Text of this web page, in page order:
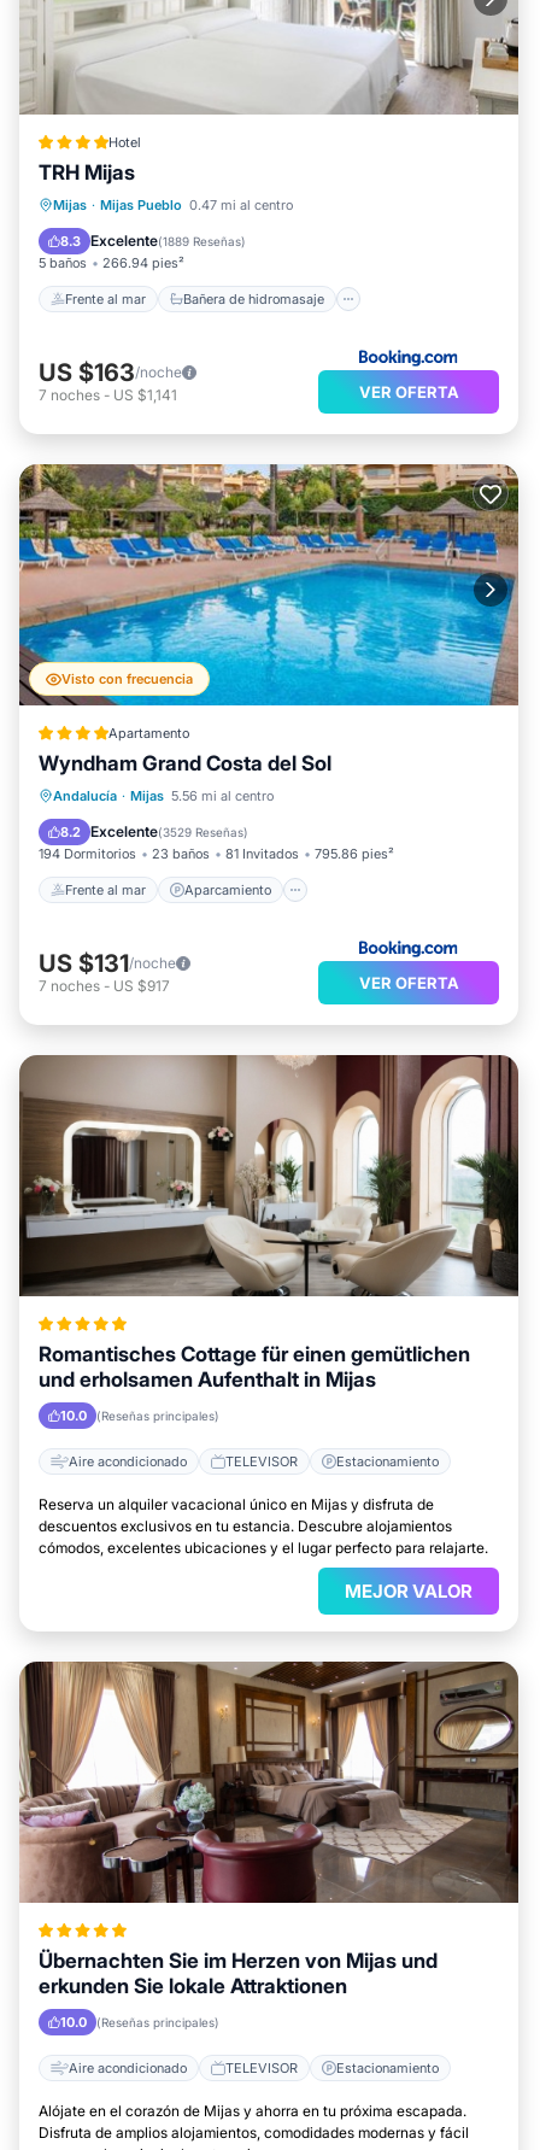
Hotel
TRH Mijas
Mijas · Mijas Pueblo 0.47 mi al centro
8.3 Excelente(1889 Reseñas)
5 baños 266.94 pies²
Frente al mar Bañera de hidromasaje
Frente al mar
Bañera de hidromasaje
Aparcamiento
US $163/noche
7 noches - US $1,141 VER OFERTA
Visto con frecuencia
Apartamento
Wyndham Grand Costa del Sol
Andalucía · Mijas 5.56 mi al centro
8.2 Excelente(3529 Reseñas)
194 Dormitorios 23 baños 81 Invitados 795.86 pies²
Frente al mar Aparcamiento
Frente al mar Aparcamiento
Vista al mar
US $131/noche
7 noches - US $917 VER OFERTA
Romantisches Cottage für einen gemütlichen
und erholsamen Aufenthalt in Mijas
10.0 (Reseñas principales)
Aire acondicionado TELEVISOR Estacionamiento
Reserva un alquiler vacacional único en Mijas y disfruta de
descuentos exclusivos en tu estancia. Descubre alojamientos
cómodos, excelentes ubicaciones y el lugar perfecto para relajarte.
MEJOR VALOR
Übernachten Sie im Herzen von Mijas und
erkunden Sie lokale Attraktionen
10.0 (Reseñas principales)
Aire acondicionado TELEVISOR Estacionamiento
Alójate en el corazón de Mijas y ahorra en tu próxima escapada.
Disfruta de amplios alojamientos, comodidades modernas y fácil